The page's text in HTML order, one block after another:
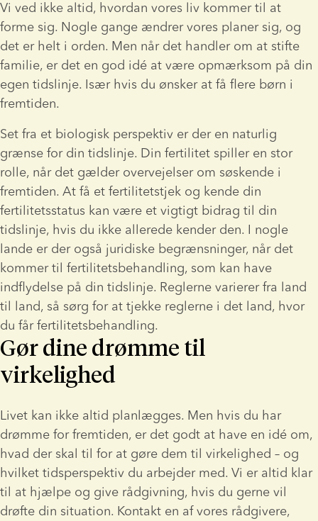
Vi ved ikke altid, hvordan vores liv kommer til at
forme sig. Nogle gange ændrer vores planer sig, og
det er helt i orden. Men når det handler om at stifte
familie, er det en god idé at være opmærksom på din
egen tidslinje. Især hvis du ønsker at få flere børn i
fremtiden.
Set fra et biologisk perspektiv er der en naturlig
grænse for din tidslinje. Din fertilitet spiller en stor
rolle, når det gælder overvejelser om søskende i
fremtiden. At få et fertilitetstjek og kende din
fertilitetsstatus kan være et vigtigt bidrag til din
tidslinje, hvis du ikke allerede kender den. I nogle
lande er der også juridiske begrænsninger, når det
kommer til fertilitetsbehandling, som kan have
indflydelse på din tidslinje. Reglerne varierer fra land
til land, så sørg for at tjekke reglerne i det land, hvor
du får fertilitetsbehandling.
Gør dine drømme til
virkelighed
Livet kan ikke altid planlægges. Men hvis du har
drømme for fremtiden, er det godt at have en idé om,
hvad der skal til for at gøre dem til virkelighed – og
hvilket tidsperspektiv du arbejder med. Vi er altid klar
til at hjælpe og give rådgivning, hvis du gerne vil
drøfte din situation. Kontakt en af vores rådgivere,